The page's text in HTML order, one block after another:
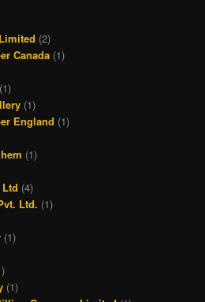
(2)
Canada (1)
(1)
(1)
England (1)
(1)
(4)
Ltd. (1)
(1)
(1)